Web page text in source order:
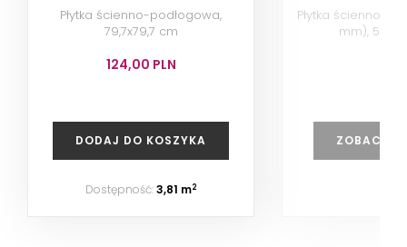
Płytka ścienno-podłogowa,
79,7x79,7 cm
124,00 PLN
DODAJ DO KOSZYKA
Dostępność:3,81 m2
Płytka ścienno-
mm),
ZOBACZ